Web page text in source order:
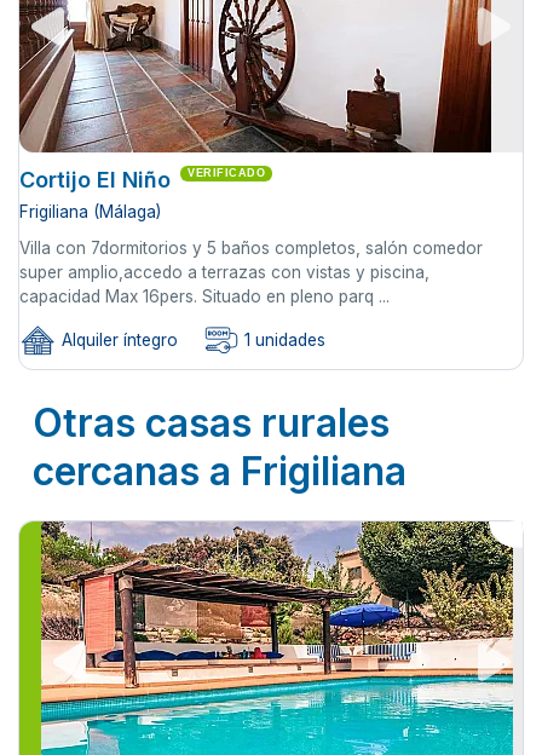
Cortijo El Niño VERIFICADO
Frigiliana (Málaga)
Villa con 7dormitorios y 5 baños completos, salón comedor
super amplio,accedo a terrazas con vistas y piscina,
capacidad Max 16pers. Situado en pleno parq ...
Alquiler íntegro 1 unidades
Otras casas rurales
cercanas a Frigiliana